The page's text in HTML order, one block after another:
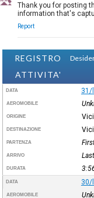
Thank you for posting
information that's
Report
REGISTRO
ATTIVITA'
DATA 31/
AEROMOBILE
ORIGINE
DESTINAZIONE
PARTENZA
ARRIVO
DURATA
DATA 30/
AEROMOBILE